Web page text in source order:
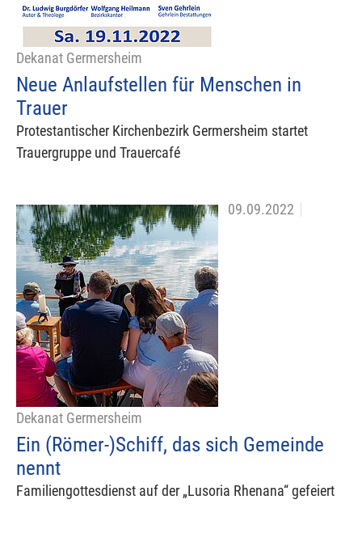
Dekanat Germersheim
Neue Anlaufstellen für Menschen in
Trauer
Protestantischer Kirchenbezirk Germersheim startet
Trauergruppe und Trauercafé
09.09.2022
Dekanat Germersheim
Ein (Römer-)Schiff, das sich Gemeinde
nennt
Familiengottesdienst auf der „Lusoria Rhenana“ gefeiert